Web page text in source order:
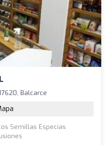
Balcarce
Semillas Especias